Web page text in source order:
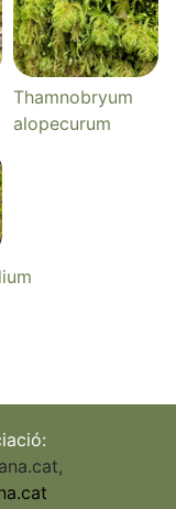
Thamnobryum
alopecurum
,